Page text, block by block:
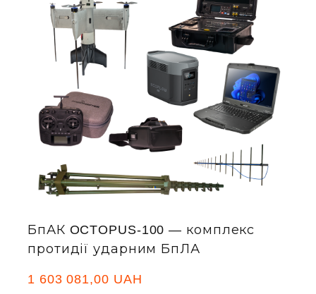
БпАК OCTOPUS-100 — комплекс
протидії ударним БпЛА
1 603 081,00 UAH